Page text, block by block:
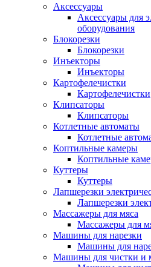
Аксессуары
Аксессуары для
оборудования
Блокорезки
Блокорезки
Инъекторы
Инъекторы
Картофелечистки
Картофелечистки
Клипсаторы
Клипсаторы
Котлетные автоматы
Котлетные
Коптильные камеры
Коптильные
Куттеры
Куттеры
Лапшерезки
Лапшерезки
Массажеры для мяса
Массажеры для
Машины для нарезки
Машины для
Машины для чистки и